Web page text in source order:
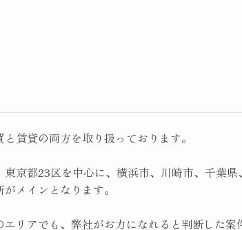
賃貸の両方を取り扱っております。
東京都23区を中心に、横浜市、川崎市、千葉
メインとなります。
エリアでも、弊社がお力になれると判断した